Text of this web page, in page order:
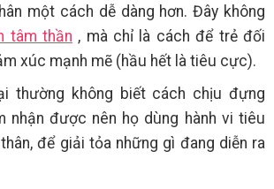
một cách dễ dàng hơn. Đây không
tâm thần , mà chỉ là cách để trẻ đối
xúc mạnh mẽ (hầu hết là tiêu cực).
thường không biết cách chịu đựng
nhận được nên họ dùng hành vi tiêu
để giải tỏa những gì đang diễn ra